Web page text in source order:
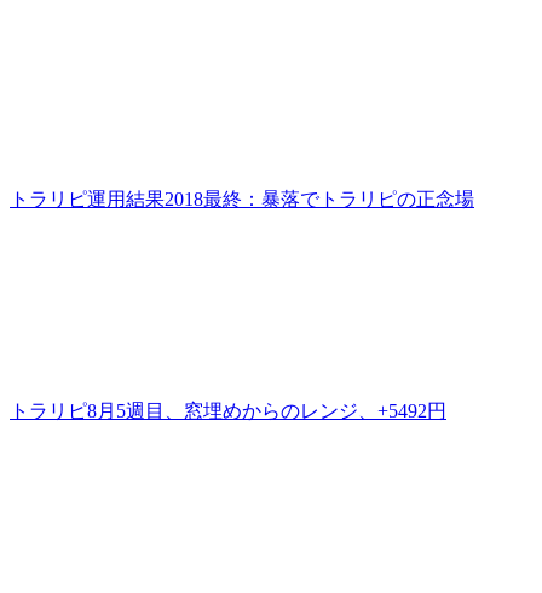
トラリピ運用結果2018最終：暴落でトラリピの正念場
トラリピ8月5週目、窓埋めからのレンジ、+5492円